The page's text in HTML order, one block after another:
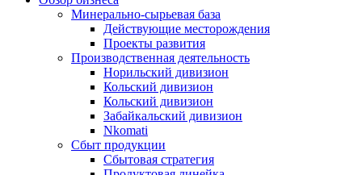
Минерально-сырьевая база
Действующие месторождения
Проекты развития
Производственная деятельность
Норильский дивизион
Кольский дивизион
Кольский дивизион
Забайкальский дивизион
Nkomati
Сбыт продукции
Сбытовая стратегия